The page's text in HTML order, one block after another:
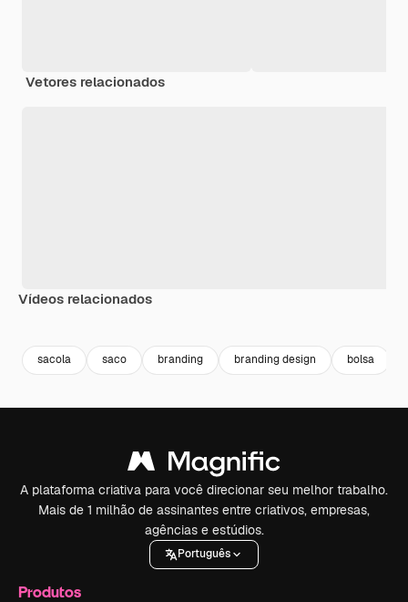
Vetores relacionados
Vídeos relacionados
sacola saco branding branding design bolsa
A plataforma criativa para você direcionar seu melhor trabalho.
Mais de 1 milhão de assinantes entre criativos, empresas,
agências e estúdios.
Português
Produtos